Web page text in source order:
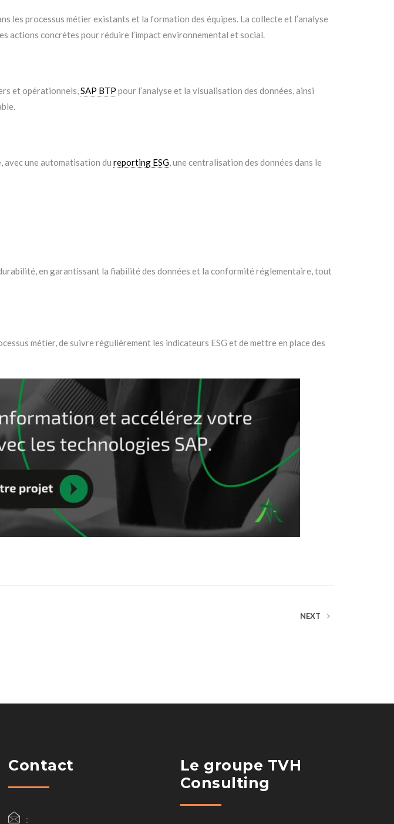
les processus métier existants et la formation des équipes. La collecte et l’analyse
actions concrètes pour réduire l’impact environnemental et social.
et opérationnels, SAP BTP pour l’analyse et la visualisation des données, ainsi
avec une automatisation du reporting ESG , une centralisation des données dans le
en garantissant la fiabilité des données et la conformité réglementaire, tout
métier, de suivre régulièrement les indicateurs ESG et de mettre en place des
NEXT
Contact
Le groupe TVH
Consulting